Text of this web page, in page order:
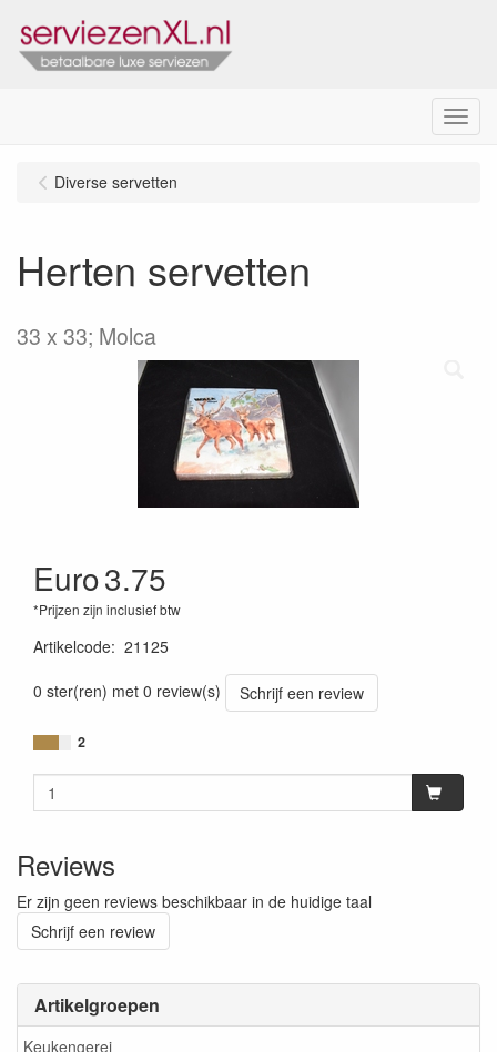
Menu
Artikelgroepen
Keukengerei
Diverse servetten
Herten servetten
33 x 33; Molca
Euro3.75
*Prijzen zijn inclusief btw
Artikelcode: 21125
0 ster(ren) met 0 review(s)
Schrijf een review
2
Reviews
Er zijn geen reviews beschikbaar in de huidige taal
Schrijf een review